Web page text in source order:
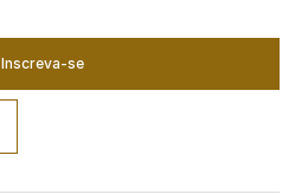
Inscreva-se